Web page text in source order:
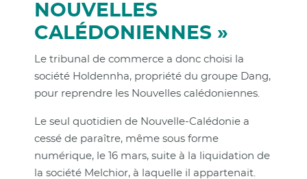
NOUVELLES
CALÉDONIENNES »
Le tribunal de commerce a donc choisi la
société Holdennha, propriété du groupe Dang,
pour reprendre les Nouvelles calédoniennes.
Le seul quotidien de Nouvelle-Calédonie a
cessé de paraître, même sous forme
numérique, le 16 mars, suite à la liquidation de
la société Melchior, à laquelle il appartenait.